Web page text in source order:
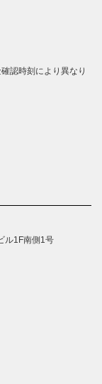
認時刻により異なり
ル1F南側1号